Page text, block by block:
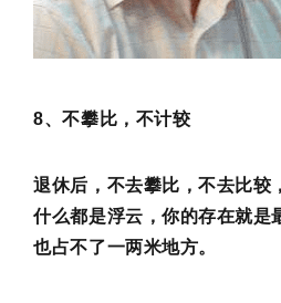
8、不攀比，不计较
退休后，不去攀比，不去比较
什么都是浮云，你的存在就是
也占不了一两米地方。